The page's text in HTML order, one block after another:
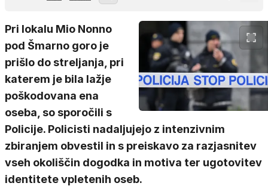
Pri lokalu Mio Nonno
pod Šmarno goro je
prišlo do streljanja, pri
katerem je bila lažje
poškodovana ena
oseba, so sporočili s
Policije. Policisti nadaljujejo z intenzivnim
zbiranjem obvestil in s preiskavo za razjasnitev
vseh okoliščin dogodka in motiva ter ugotovitev
identitete vpletenih oseb.